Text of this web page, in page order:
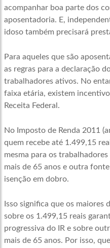
acompanhar boa parte dos
aposentadoria. E,
idoso também precisará
Para aqueles que são
as regras para a declaração
trabalhadores ativos. No
faixa etária, existem
Receita Federal.
No Imposto de Renda 2011
quem recebe até 1.499,15
mesma para os
mais de 65 anos e outra
isenção em dobro.
Isso significa que os maiores
sobre os 1.499,15 reais
progressiva do IR e sobre
mais de 65 anos. Por isso,